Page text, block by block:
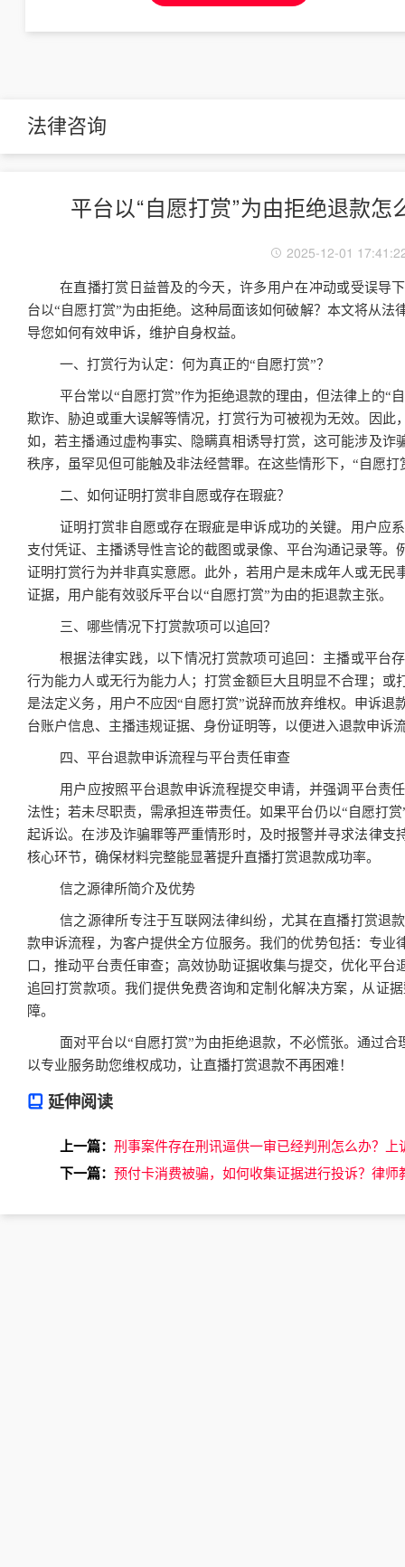
法律咨询
平台以“自愿打赏”为由拒绝退款
2025-12-01
在直播打赏日益普及的今天，许多用户在冲动或受误导
台以“自愿打赏”为由拒绝。这种局面该如何破解？本文将从
导您如何有效申诉，维护自身权益。
一、打赏行为认定：何为真正的“自愿打赏”？
平台常以“自愿打赏”作为拒绝退款的理由，但法律上的“
欺诈、胁迫或重大误解等情况，打赏行为可被视为无效。因
如，若主播通过虚构事实、隐瞒真相诱导打赏，这可能涉及
秩序，虽罕见但可能触及非法经营罪。在这些情形下，“自愿打
二、如何证明打赏非自愿或存在瑕疵？
证明打赏非自愿或存在瑕疵是申诉成功的关键。用户应
支付凭证、主播诱导性言论的截图或录像、平台沟通记录等
证明打赏行为并非真实意愿。此外，若用户是未成年人或无
证据，用户能有效驳斥平台以“自愿打赏”为由的拒退款主张。
三、哪些情况下打赏款项可以追回？
根据法律实践，以下情况打赏款项可追回：主播或平台
行为能力人或无行为能力人；打赏金额巨大且明显不合理；
是法定义务，用户不应因“自愿打赏”说辞而放弃维权。申诉
台账户信息、主播违规证据、身份证明等，以便进入退款申诉
四、平台退款申诉流程与平台责任审查
用户应按照平台退款申诉流程提交申请，并强调平台责
法性；若未尽职责，需承担连带责任。如果平台仍以“自愿打
起诉讼。在涉及诈骗罪等严重情形时，及时报警并寻求法律
核心环节，确保材料完整能显著提升直播打赏退款成功率。
信之源律所简介及优势
信之源律所专注于互联网法律纠纷，尤其在直播打赏退
款申诉流程，为客户提供全方位服务。我们的优势包括：专业
口，推动平台责任审查；高效协助证据收集与提交，优化平
追回打赏款项。我们提供免费咨询和定制化解决方案，从证
障。
面对平台以“自愿打赏”为由拒绝退款，不必慌张。通过
以专业服务助您维权成功，让直播打赏退款不再困难！
延伸阅读
上一篇： 刑事案件存在刑讯逼供一审已经判刑怎么办？
下一篇： 预付卡消费被骗，如何收集证据进行投诉？律师